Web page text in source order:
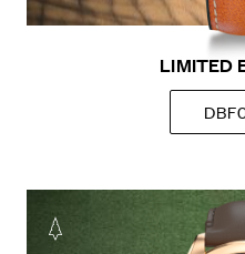
LIMITED